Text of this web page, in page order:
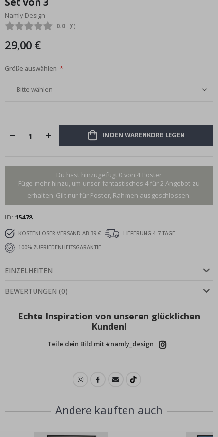
Bildgalerie
springen
Namly Design
Durchschnittliche Bewertung:
0.0 (abgegebene bewertungen:
0)
29,00 €
Größe auswählen
IN DEN WARENKORB LEGEN
Du hast hinzugefügt 0 von 4 Poster
Füge mehr hinzu, um unser fantastisches 4 für 2 Angebot zu
erhalten. Gilt nur für Poster, Rahmen ausgeschlossen.
ID 15478
KOSTENLOSER VERSAND AB 39 €
LIEFERUNG 4-7 TAGE
100% ZUFRIEDENHEITSGARANTIE
EINZELHEITEN
BEWERTUNGEN (0)
Echte Inspiration von unseren glücklichen
Kunden!
Teile dein Bild mit #namly_design
Andere kauften auch